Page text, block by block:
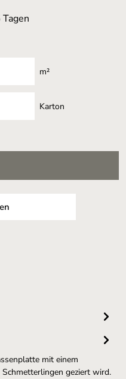
m²
Karton
mit einem
geziert wird.